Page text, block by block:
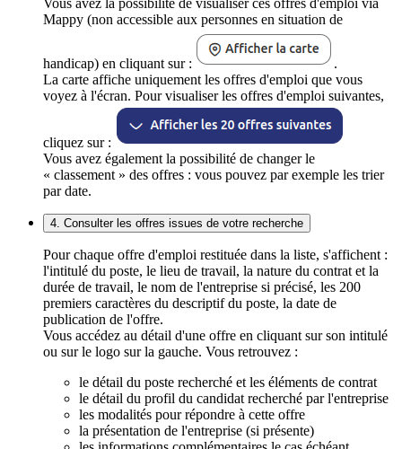
Mappy (non accessible aux personnes en situation de
handicap) en cliquant sur :
.
La carte affiche uniquement les offres d'emploi que vous
voyez à l'écran. Pour visualiser les offres d'emploi suivantes,
cliquez sur :
Vous avez également la possibilité de changer le
« classement » des offres : vous pouvez par exemple les trier
par date.
4. Consulter les offres issues de votre recherche
Pour chaque offre d'emploi restituée dans la liste, s'affichent :
l'intitulé du poste, le lieu de travail, la nature du contrat et la
durée de travail, le nom de l'entreprise si précisé, les 200
premiers caractères du descriptif du poste, la date de
publication de l'offre.
Vous accédez au détail d'une offre en cliquant sur son intitulé
ou sur le logo sur la gauche. Vous retrouvez :
le détail du poste recherché et les éléments de contrat
le détail du profil du candidat recherché par l'entreprise
les modalités pour répondre à cette offre
la présentation de l'entreprise (si présente)